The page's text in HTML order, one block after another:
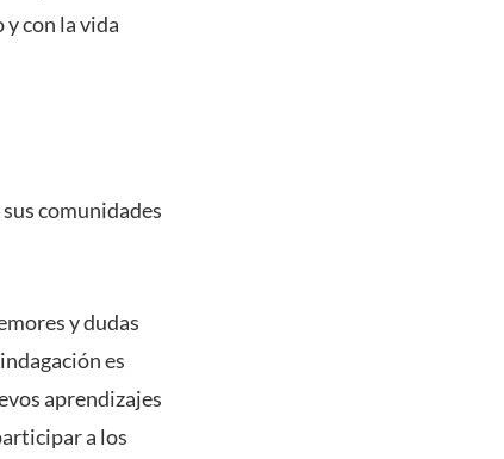
con la vida
comunidades
y dudas
es
aprendizajes
a los